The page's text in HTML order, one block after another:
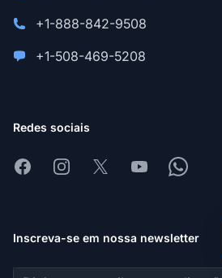
+1-888-842-9508
+1-508-469-5208
Redes sociais
FacebookInstagram
X YoutubeWhatsapp
Inscreva-se em nossa newsletter